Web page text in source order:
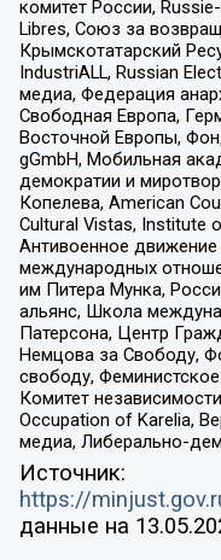
комитет России,
Libres, Союз за
Крымскотатарский
IndustriALL, Russian
медиа, Федерация
Свободная Европа,
Восточной Европы,
gGmbH, Мобильная
демократии и
Копелева, American
Cultural Vistas, Institute
Антивоенное
международных
им Питера Мунка,
альянс, Школа
Патерсона, Центр
Немцова за Свободу,
свободу,
Комитет
Occupation of Karelia,
медиа, Либерально-
Источник:
https://
данные на